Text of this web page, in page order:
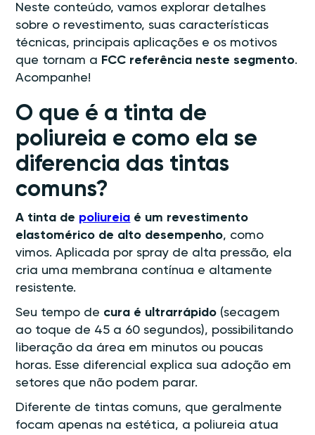
Neste conteúdo, vamos explorar detalhes
sobre o revestimento, suas características
técnicas, principais aplicações e os motivos
que tornam a FCC referência neste segmento.
Acompanhe!
O que é a tinta de
poliureia e como ela se
diferencia das tintas
comuns?
A tinta de poliureia é um revestimento
elastomérico de alto desempenho, como
vimos. Aplicada por spray de alta pressão, ela
cria uma membrana contínua e altamente
resistente.
Seu tempo de cura é ultrarrápido (secagem
ao toque de 45 a 60 segundos), possibilitando
liberação da área em minutos ou poucas
horas. Esse diferencial explica sua adoção em
setores que não podem parar.
Diferente de tintas comuns, que geralmente
focam apenas na estética, a poliureia atua